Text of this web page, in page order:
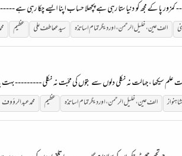
پا کے مجھ کو دنیا ستا رہی ہے پچھلا حساب اپنا ایسے چکا رہی
الفعین،خلیلالرحمن،اوردیگرتماماساتذہ سید ععاطف علی عظیم
سیکھا ،جہالت نہ نکلی دلوں سے بتوں کی محبّت نہ نکلی ---------
الفعین،خلیلالرحمن،اوردیگرتماماساتذہ عظیم محمد عبدالرؤوف